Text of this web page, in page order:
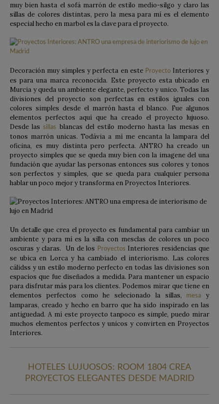
muy bien hasta el sofá marrón de estilo medio-silgo y claro las
sillas de colores distintas, pero la mesa para mí es el elemento
especial hecho en marbol es la clave para el proyecto.
Decoración muy simples y perfecta en este ProyectoInteriores y
es para una marca reconocida. Este proyecto esta ubicado en
Murcia y queda un ambiente elegante, perfecto y unico. Todas las
divisiones del proyecto son perfectas en estilos iguales con
colores simples desde el marrón hasta el blanco. Fue algunos
elementos perfectos aquí que ha creado el proyecto lujuoso.
Desde lassillas blancas del estilo moderno hasta las mesas en
tonos marrón unicas. Todávia a mí me encanta la lampara del
oficina, es muy distinta pero perfecta. ANTRO ha creado un
proyecto simples que se queda muy bien con la imagene del una
fundación que ayudar las personas entonces sus colores y tonos
son perfectos y simples, que se queda para cualquier persona
hablar un poco mejor y transforma en Proyectos Interiores.
Un detalle que crea el proyecto es fundamental para cambiar un
ambiente y para mí es la silla con mesclas de colores un poco
oscuras y claras. Un de los
Proyectos Interiores residencias que
se ubica en Lorca y ha cambiado el interiorismo. Las colores
cálidss y un estilo moderno perfecto en todas las divisiones son
espacios que fue diseñados a medida. Para mantener un espacio
para disfrutar más para los clientes. Podemos mirar que tiene en
elementos perfectos como he selecionado la sillas,
mesa
y
lamparas, creado y hecho en barro que ha sido inspirado en las
antiguedad. A mí este proyecto tanpoco es simple, puedo mirar
muchos elementos perfectos y unicos y convirten en Proyectos
Interiores.
HOTELES LUJUOSOS: ROOM 1804 CREA
PROYECTOS ELEGANTES DESDE MADRID